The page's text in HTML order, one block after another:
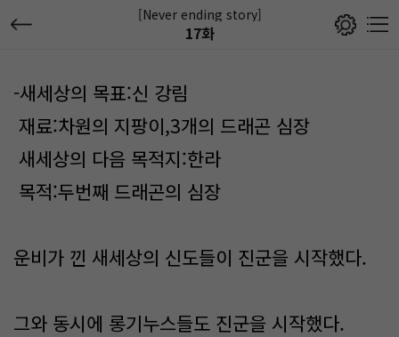
[Never ending story]
17화
-새세상의 목표:신 강림
재료:차원의 지팡이,3개의 드래곤 심장
새세상의 다음 목적지:한라
목적:두번째 드래곤의 심장
운비가 낀 새세상의 신도들이 진군을 시작했다.
그와 동시에 롱기누스들도 진군을 시작했다.